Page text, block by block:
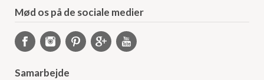
Mød os på de sociale medier
Samarbejde